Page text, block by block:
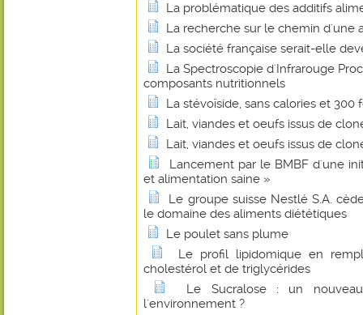
La problématique des additifs
La recherche sur le chemin d'une
La société française serait-elle
La Spectroscopie d'Infrarouge
composants nutritionnels
La stévoïside, sans calories et
Lait, viandes et oeufs issus de
Lait, viandes et oeufs issus de
Lancement par le BMBF d'une
et alimentation saine »
Le groupe suisse Nestlé S.A.
le domaine des aliments diététiques
Le poulet sans plume
Le profil lipidomique en
cholestérol et de triglycérides
Le Sucralose : un
l'environnement ?